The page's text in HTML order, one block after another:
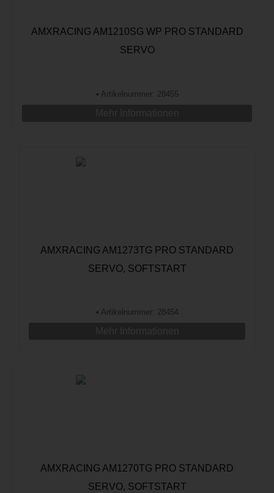
AMXRACING AM1210SG WP PRO STANDARD
SERVO
• Artikelnummer: 28455
AMXRACING AM1273TG PRO STANDARD
SERVO, SOFTSTART
• Artikelnummer: 28454
AMXRACING AM1270TG PRO STANDARD
SERVO, SOFTSTART